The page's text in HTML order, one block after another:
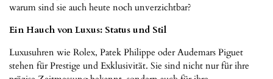
warum sind sie auch heute noch unverzichtbar?
Ein Hauch von Luxus: Status und Stil
Luxusuhren wie Rolex, Patek Philippe oder Audemars Piguet
stehen für Prestige und Exklusivität. Sie sind nicht nur für ihre